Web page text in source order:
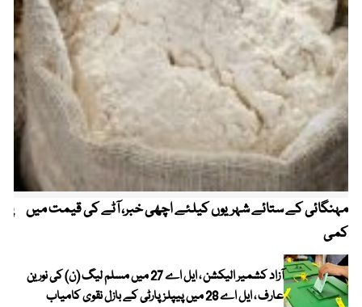
مہنگائی کے ستائے شہریوں کیلئے اچھی خبر، آٹے کی قیمت میں
کمی
آزاد کشمیر الیکشن ، ایل اے 27 میں مسلم لیگ (ن) کی نورین
عارف ، ایل اے 28 میں پیپلز پارٹی کے بازل نقوی کامیاب